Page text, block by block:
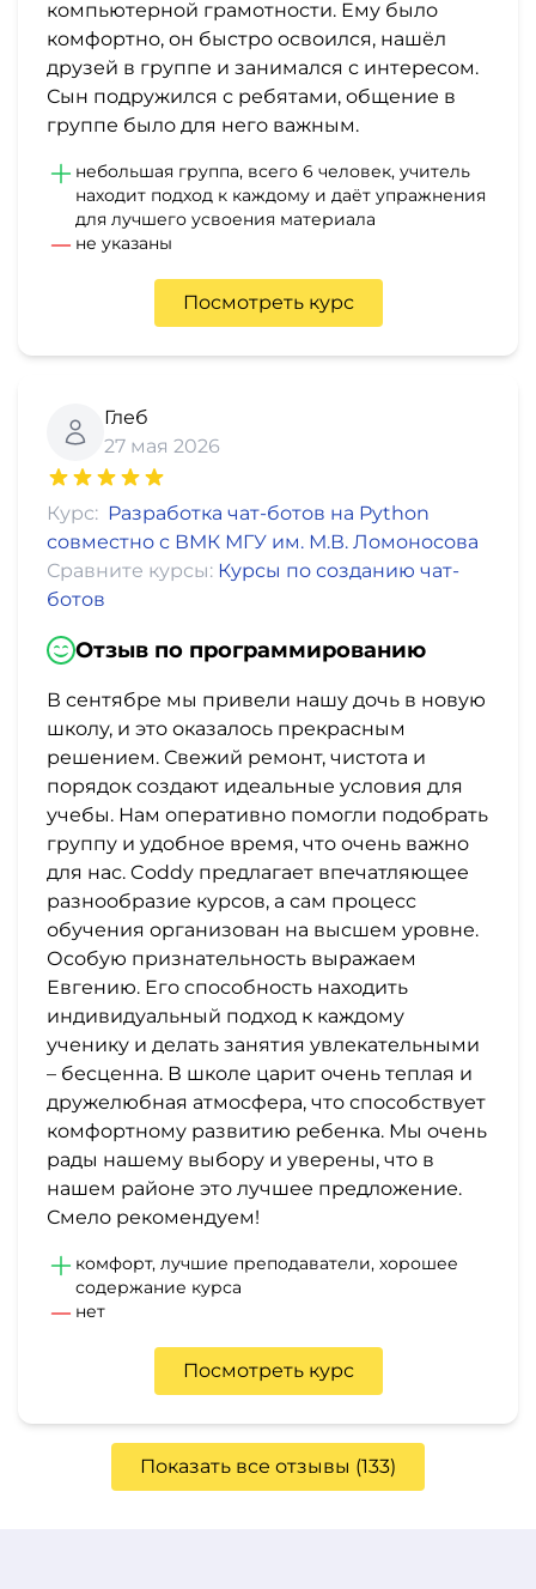
компьютерной грамотности. Ему было
комфортно, он быстро освоился, нашёл
друзей в группе и занимался с интересом.
Сын подружился с ребятами, общение в
группе было для него важным.
небольшая группа, всего 6 человек, учитель
находит подход к каждому и даёт упражнения
для лучшего усвоения материала
не указаны
Посмотреть курс
Глеб
27 мая 2026
Курс: Разработка чат-ботов на Python
совместно с ВМК МГУ им. М.В. Ломоносова
Сравните курсы: Курсы по созданию чат-
ботов
Отзыв по программированию
В сентябре мы привели нашу дочь в новую
школу, и это оказалось прекрасным
решением. Свежий ремонт, чистота и
порядок создают идеальные условия для
учебы. Нам оперативно помогли подобрать
группу и удобное время, что очень важно
для нас. Coddy предлагает впечатляющее
разнообразие курсов, а сам процесс
обучения организован на высшем уровне.
Особую признательность выражаем
Евгению. Его способность находить
индивидуальный подход к каждому
ученику и делать занятия увлекательными
– бесценна. В школе царит очень теплая и
дружелюбная атмосфера, что способствует
комфортному развитию ребенка. Мы очень
рады нашему выбору и уверены, что в
нашем районе это лучшее предложение.
Смело рекомендуем!
комфорт, лучшие преподаватели, хорошее
содержание курса
нет
Посмотреть курс
Показать все отзывы (133)